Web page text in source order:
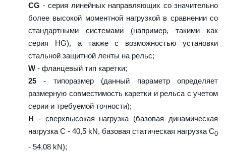
CG - серия линейных направляющих со значительно
более высокой моментной нагрузкой в сравнении со
стандартными системами (например, такими как
серия HG), а также с возможностью установки
стальной защитной ленты на рельс;
W - фланцевый тип каретки;
25 - типоразмер (данный параметр определяет
размерную совместимость каретки и рельса с учетом
серии и требуемой точности);
H - сверхвысокая нагрузка (базовая динамическая
нагрузка C - 40,5 kN, базовая статическая нагрузка С0
- 54,08 kN);